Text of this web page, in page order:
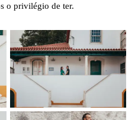
o privilégio de ter.